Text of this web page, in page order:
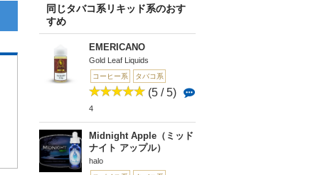
同じタバコ系リキッド系のおす
すめ
EMERICANO
Gold Leaf Liquids
コーヒー系 タバコ系
(5 / 5)
4
Midnight Apple（ミッド
ナイト アップル）
halo